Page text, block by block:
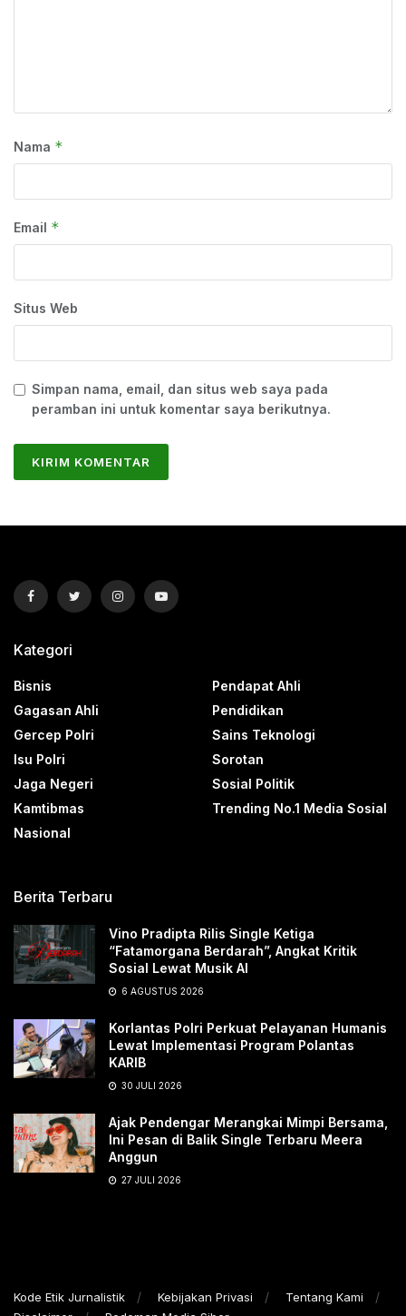
Nama *
Email *
Situs Web
Simpan nama, email, dan situs web saya pada
peramban ini untuk komentar saya berikutnya.
Kategori
Bisnis
Gagasan Ahli
Gercep Polri
Isu Polri
Jaga Negeri
Kamtibmas
Nasional
Pendapat Ahli
Pendidikan
Sains Teknologi
Sorotan
Sosial Politik
Trending No.1 Media Sosial
Berita Terbaru
Vino Pradipta Rilis Single Ketiga
“Fatamorgana Berdarah”, Angkat Kritik
Sosial Lewat Musik AI
6 AGUSTUS 2026
Korlantas Polri Perkuat Pelayanan Humanis
Lewat Implementasi Program Polantas
KARIB
30 JULI 2026
Ajak Pendengar Merangkai Mimpi Bersama,
Ini Pesan di Balik Single Terbaru Meera
Anggun
27 JULI 2026
Kode Etik Jurnalistik Kebijakan Privasi
Tentang Kami